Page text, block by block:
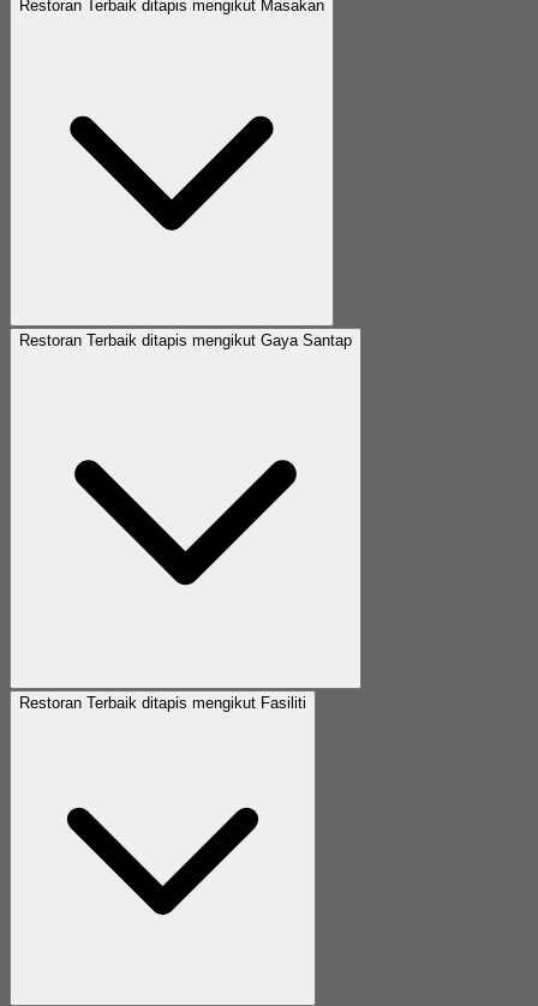
Restoran Terbaik ditapis mengikut Masakan
Restoran Terbaik ditapis mengikut Gaya Santap
Restoran Terbaik ditapis mengikut Fasiliti